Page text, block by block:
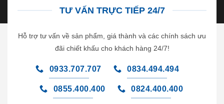
TƯ VẤN TRỰC TIẾP 24/7
Hỗ trợ tư vấn về sản phẩm, giá thành và các chính sách ưu
đãi chiết khấu cho khách hàng 24/7!
0933.707.707 0834.494.494
0855.400.400 0824.400.400